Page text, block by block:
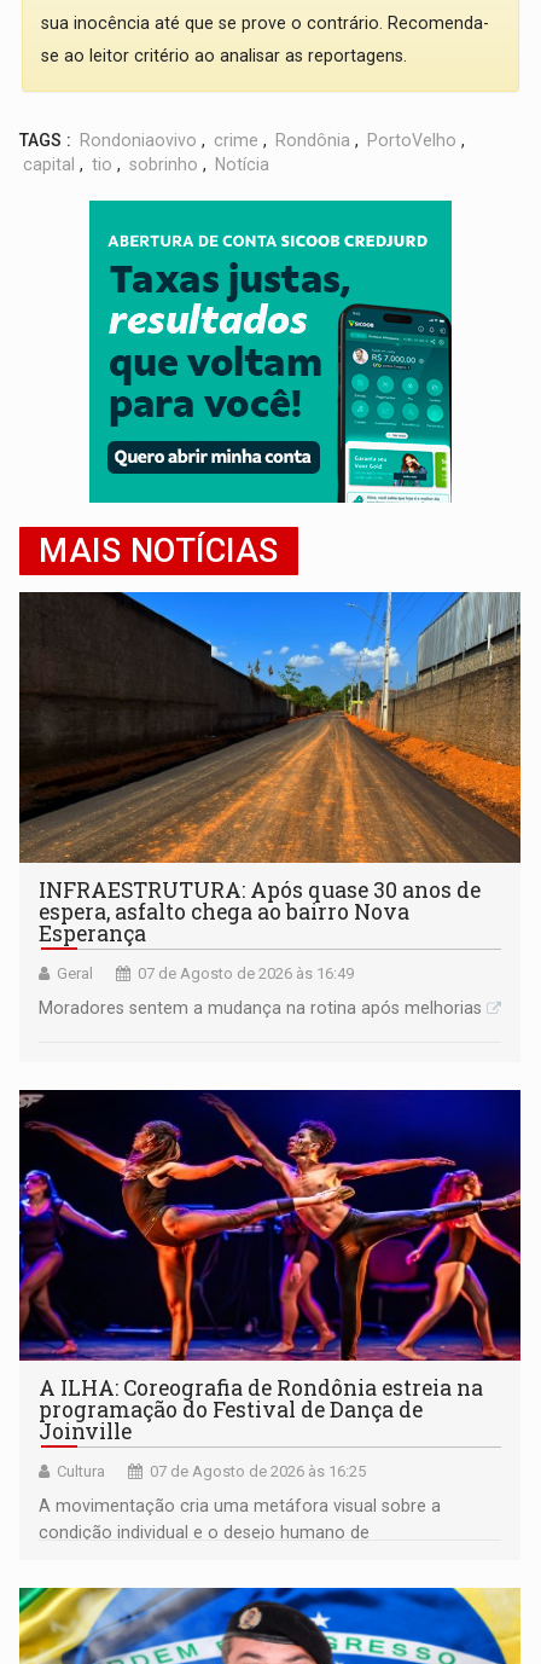
sua inocência até que se prove o contrário. Recomenda-
se ao leitor critério ao analisar as reportagens.
TAGS : Rondoniaovivo , crime , Rondônia , PortoVelho ,
capital , tio , sobrinho , Notícia
MAIS NOTÍCIAS
INFRAESTRUTURA: Após quase 30 anos de
espera, asfalto chega ao bairro Nova
Esperança
Geral 07 de Agosto de 2026 às 16:49
Moradores sentem a mudança na rotina após melhorias
A ILHA: Coreografia de Rondônia estreia na
programação do Festival de Dança de
Joinville
Cultura 07 de Agosto de 2026 às 16:25
A movimentação cria uma metáfora visual sobre a
condição individual e o desejo humano de